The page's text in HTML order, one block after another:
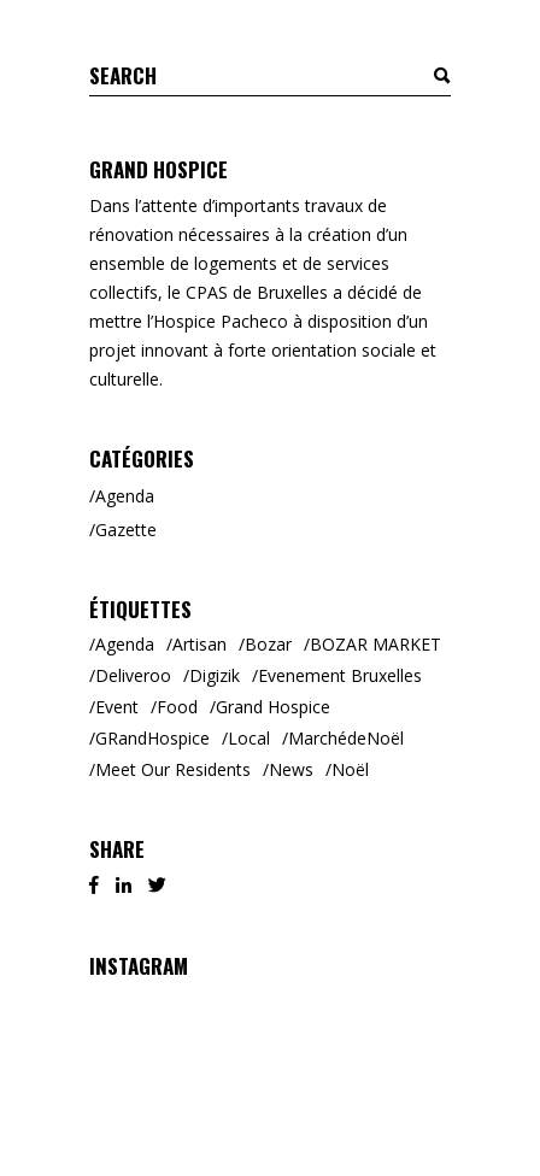
Search
for:
GRAND HOSPICE
Dans l’attente d’importants travaux de
rénovation nécessaires à la création d’un
ensemble de logements et de services
collectifs, le CPAS de Bruxelles a décidé de
mettre l’Hospice Pacheco à disposition d’un
projet innovant à forte orientation sociale et
culturelle.
CATÉGORIES
Agenda
Gazette
ÉTIQUETTES
Agenda Artisan Bozar
BOZAR MARKET
Deliveroo
Digizik
Evenement Bruxelles
Event
Food
Grand Hospice
GRandHospice
Local
MarchédeNoël
Meet Our Residents
News Noël
SHARE
INSTAGRAM